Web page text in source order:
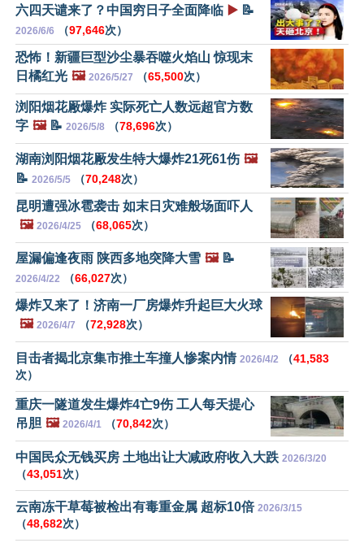
六四天谴来了？中国穷日子全面降临 ▶️ 📝
2026/6/6 （97,646次）
恐怖！新疆巨型沙尘暴吞噬火焰山 惊现末
日橘红光 🖼️ 2026/5/27 （65,500次）
浏阳烟花厰爆炸 实际死亡人数远超官方数
字 🖼️📝 2026/5/8 （78,696次）
湖南浏阳烟花厰发生特大爆炸21死61伤 🖼️
📝 2026/5/5 （70,248次）
昆明遭强冰雹袭击 如末日灾难般场面吓人
🖼️ 2026/4/25 （68,065次）
屋漏偏逢夜雨 陕西多地突降大雪 🖼️📝
2026/4/22 （66,027次）
爆炸又来了！济南一厂房爆炸升起巨大火球
🖼️ 2026/4/7 （72,928次）
目击者揭北京集市推土车撞人惨案内情 2026/4/2 （41,583
次）
重庆一隧道发生爆炸4亡9伤 工人每天提心
吊胆 🖼️ 2026/4/1 （70,842次）
中国民众无钱买房 土地出让大减政府收入大跌 2026/3/20
（43,051次）
云南冻干草莓被检出有毒重金属 超标10倍 2026/3/15
（48,682次）